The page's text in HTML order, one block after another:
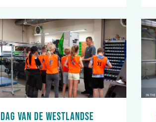
Dag van de Westlandse